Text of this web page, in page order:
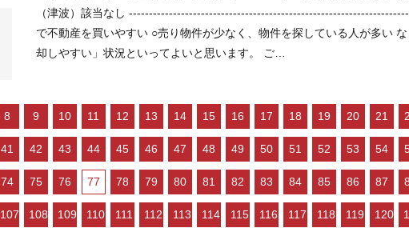
（津波）該当なし ----------------------------------------------------------------------------- 現在の不動産市況については、 ○住宅ローンが低金利
で不動産を買いやすい ○売り物件が少なく、物件を探している人が多い などの状況ですので、 「不動産売却のやり方によっては高く売
却しやすい」状況といってよいと思います。 ご…
8 9 10 11 12 13 14 15 16 17 18 19 20 21
41 42 43 44 45 46 47 48 49 50 51 52 53 54
74 75 76 77 78 79 80 81 82 83 84 85 86 87
107 108 109 110 111 112 113 114 115 116 117 118 119 120